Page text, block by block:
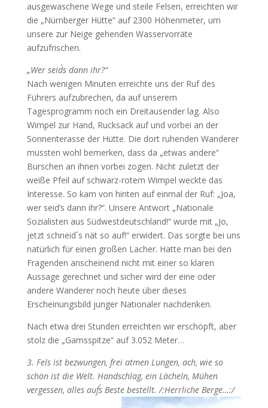
ausgewaschene Wege und steile Felsen, erreichten wir
die „Nürnberger Hütte“ auf 2300 Höhenmeter, um
unsere zur Neige gehenden Wasservorräte
aufzufrischen.
„Wer seid´s dann ihr?“
Nach wenigen Minuten erreichte uns der Ruf des
Führers aufzubrechen, da auf unserem
Tagesprogramm noch ein Dreitausender lag. Also
Wimpel zur Hand, Rucksack auf und vorbei an der
Sonnenterasse der Hütte. Die dort ruhenden Wanderer
mussten wohl bemerken, dass da „etwas andere“
Burschen an ihnen vorbei zogen. Nicht zuletzt der
weiße Pfeil auf schwarz-rotem Wimpel weckte das
Interesse. So kam von hinten auf einmal der Ruf: „Joa,
wer seid’s dann ihr?“. Unsere Antwort „Nationale
Sozialisten aus Südwestdeutschland!“ wurde mit „Jo,
jetzt schneid´s nät so auf!“ erwidert. Das sorgte bei uns
natürlich für einen großen Lacher. Hatte man bei den
Fragenden anscheinend nicht mit einer so klaren
Aussage gerechnet und sicher wird der eine oder
andere Wanderer noch heute über dieses
Erscheinungsbild junger Nationaler nachdenken.
Nach etwa drei Stunden erreichten wir erschöpft, aber
stolz die „Gamsspitze“ auf 3.052 Meter…
3. Fels ist bezwungen, frei atmen Lungen, ach, wie so
schön ist die Welt. Handschlag, ein Lächeln, Mühen
vergessen, alles auf´s Beste bestellt. /:Herrliche Berge…:/